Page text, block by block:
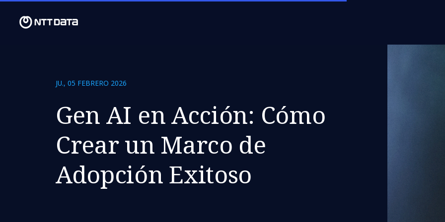
JU., 05 FEBRERO 2026
Gen AI en Acción: Cómo
Crear un Marco de
Adopción Exitoso